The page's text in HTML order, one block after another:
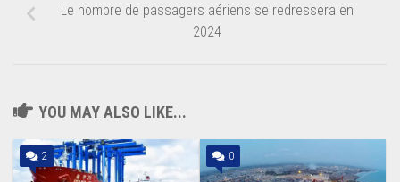
Le nombre de passagers aériens se redressera en
2024
YOU MAY ALSO LIKE...
2 0